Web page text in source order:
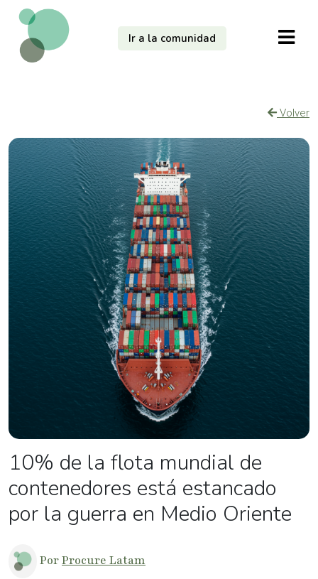
Ir a la comunidad
Volver
10% de la flota mundial de
contenedores está estancado
por la guerra en Medio Oriente
PorProcure Latam